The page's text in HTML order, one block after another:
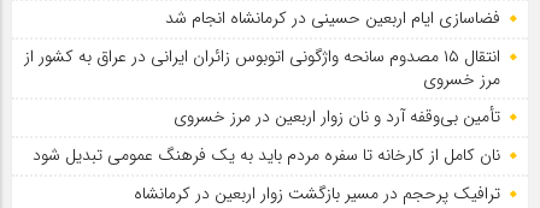
فضاسازی ایام اربعین حسینی در کرمانشاه انجام شد
انتقال ۱۵ مصدوم سانحه واژگونی اتوبوس زائران ایرانی در عراق به کشور از
مرز خسروی
تأمین بی‌وقفه آرد و نان زوار اربعین در مرز خسروی
نان کامل از کارخانه تا سفره مردم باید به یک فرهنگ عمومی تبدیل شود
ترافیک پرحجم در مسیر بازگشت زوار اربعین در کرمانشاه